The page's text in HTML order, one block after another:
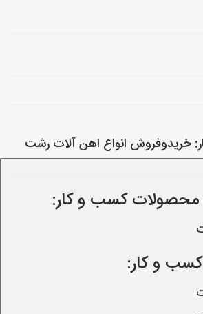
خریدوفروش انواع اهن آلات رشت
محصولات کسب و کار:
و کار: